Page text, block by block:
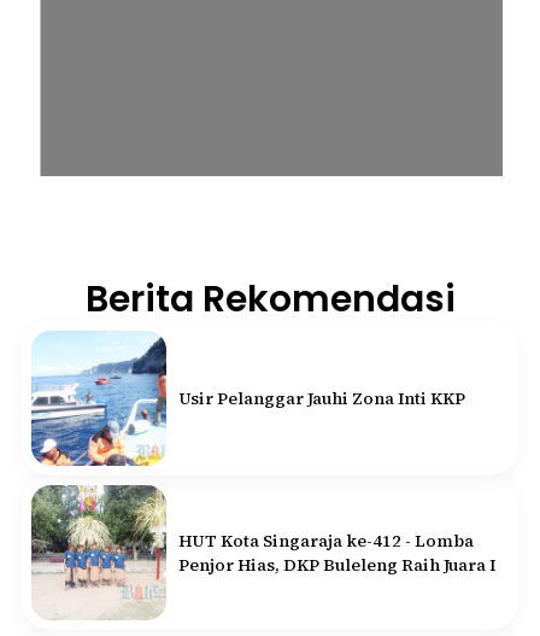
Berita Rekomendasi
Usir Pelanggar Jauhi Zona Inti KKP
HUT Kota Singaraja ke-412 - Lomba
Penjor Hias, DKP Buleleng Raih Juara I